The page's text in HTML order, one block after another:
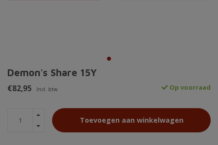
Demon's Share 15Y
€82,95 Incl. btw Op voorraad
Toevoegen aan winkelwagen